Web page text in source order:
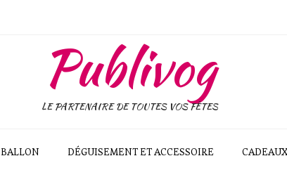
Publivog
LE PARTENAIRE DE TOUTES VOS FÊTES
BALLON DÉGUISEMENT ET ACCESSOIRE